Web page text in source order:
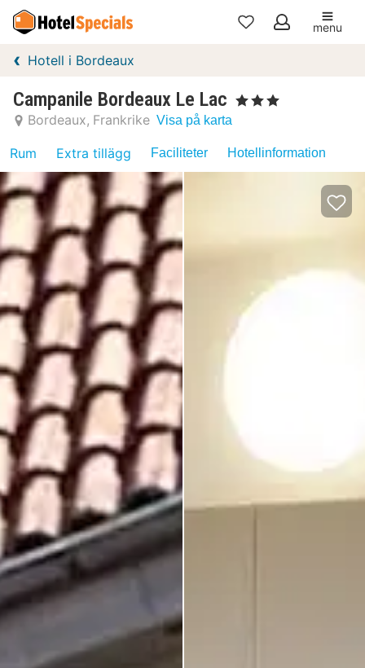
Mina
menu
Hotell i Bordeaux
Campanile Bordeaux Le Lac , 3 Stjärnor
Bordeaux Frankrike Visa på karta
Rum Extra tillägg Faciliteter Hotellinformation